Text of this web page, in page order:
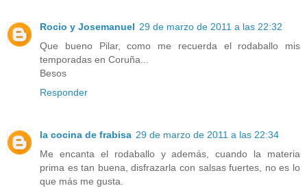
Rocio y Josemanuel 29 de marzo de 2011 a las 22:32
Que bueno Pilar, como me recuerda el rodaballo mis
temporadas en Coruña...
Besos
Responder
la cocina de frabisa 29 de marzo de 2011 a las 22:34
Me encanta el rodaballo y además, cuando la materia
prima es tan buena, disfrazarla con salsas fuertes, no es lo
que más me gusta.